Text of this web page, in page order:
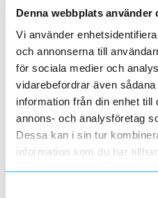
Denna webbplats använder
Vi använder
och annonserna till
för sociala medier och
vidarebefordrar även
information från din enhet till
annons- och analysföretag
Dessa kan i sin tur
information som du har
samlat in när du har använt
2022-05-31
Den 1 juni har vi ny adress i
Förändrade priser 2022-06-
2022-05-27
Grundkurs för installatörer
2022-04-01
En grundläggande
Förändrade priser 2022-05-
2022-03-31
Med anledning av stigande
Ecovadis ger